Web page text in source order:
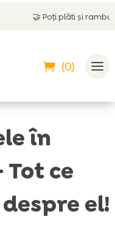
și ramburs
(0)
în
ce
el!